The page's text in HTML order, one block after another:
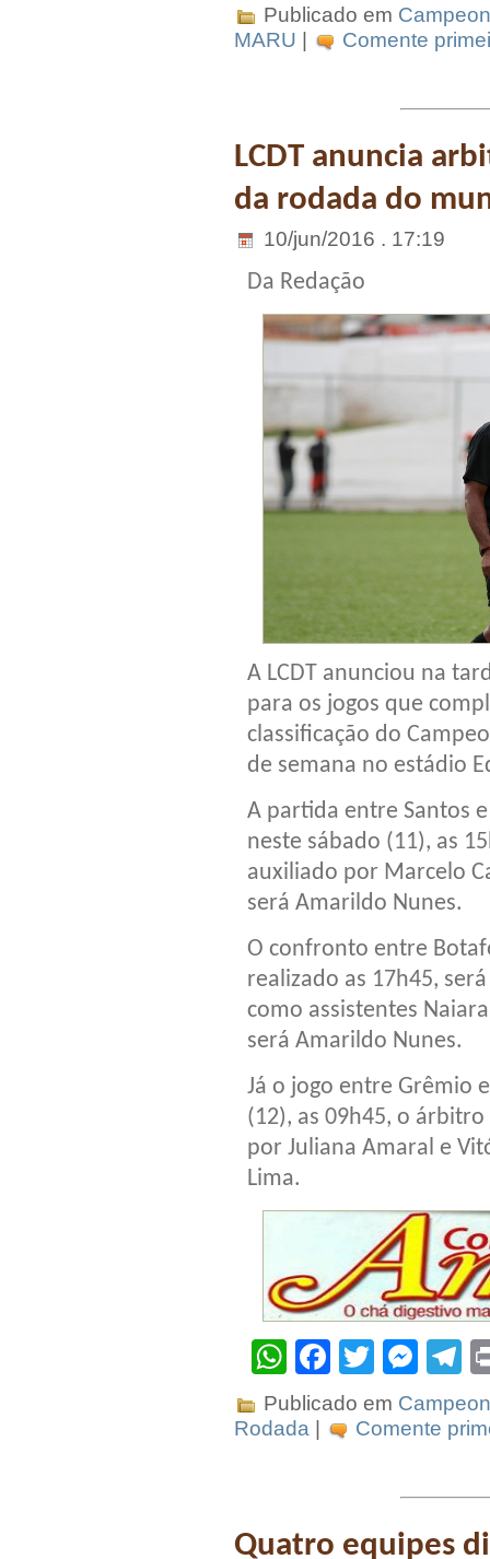
Publicado em
MARU
Comente
LCDT anuncia
da rodada do
10/jun/2016 . 17:19
Da Redação
A LCDT anunciou na
para os jogos que
classificação do
de semana no estádio
A partida entre Santos
neste sábado (11), as
auxiliado por Marcelo
será Amarildo Nunes.
O confronto entre
realizado as 17h45,
como assistentes
será Amarildo Nunes.
Já o jogo entre Grêmio
(12), as 09h45, o
por Juliana Amaral e
Lima.
WhatsApp
Facebook
Twitter
Publicado em
Rodada
Comente
Quatro equipes